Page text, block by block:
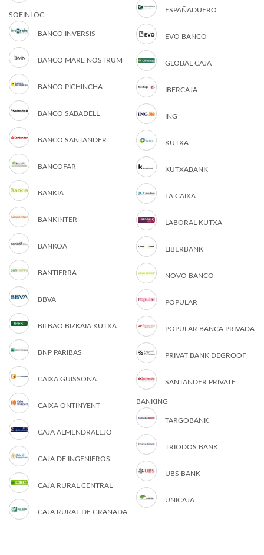
SOFINLOC
BANCO INVERSIS
BANCO MARE NOSTRUM
BANCO PICHINCHA
BANCO SABADELL
BANCO SANTANDER
BANCOFAR
BANKIA
BANKINTER
BANKOA
BANTIERRA
BBVA
BILBAO BIZKAIA KUTXA
BNP PARIBAS
CAIXA GUISSONA
CAIXA ONTINYENT
CAJA ALMENDRALEJO
CAJA DE INGENIEROS
CAJA RURAL CENTRAL
CAJA RURAL DE GRANADA
ESPAÑADUERO
EVO BANCO
GLOBAL CAJA
IBERCAJA
ING
KUTXA
KUTXABANK
LA CAIXA
LABORAL KUTXA
LIBERBANK
NOVO BANCO
POPULAR
POPULAR BANCA PRIVADA
PRIVAT BANK DEGROOF
SANTANDER PRIVATE
BANKING
TARGOBANK
TRIODOS BANK
UBS BANK
UNICAJA